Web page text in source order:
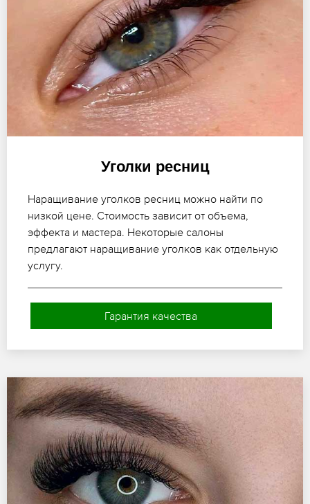
Уголки ресниц
Наращивание уголков ресниц можно найти по
низкой цене. Стоимость зависит от объема,
эффекта и мастера. Некоторые салоны
предлагают наращивание уголков как отдельную
услугу.
Гарантия качества